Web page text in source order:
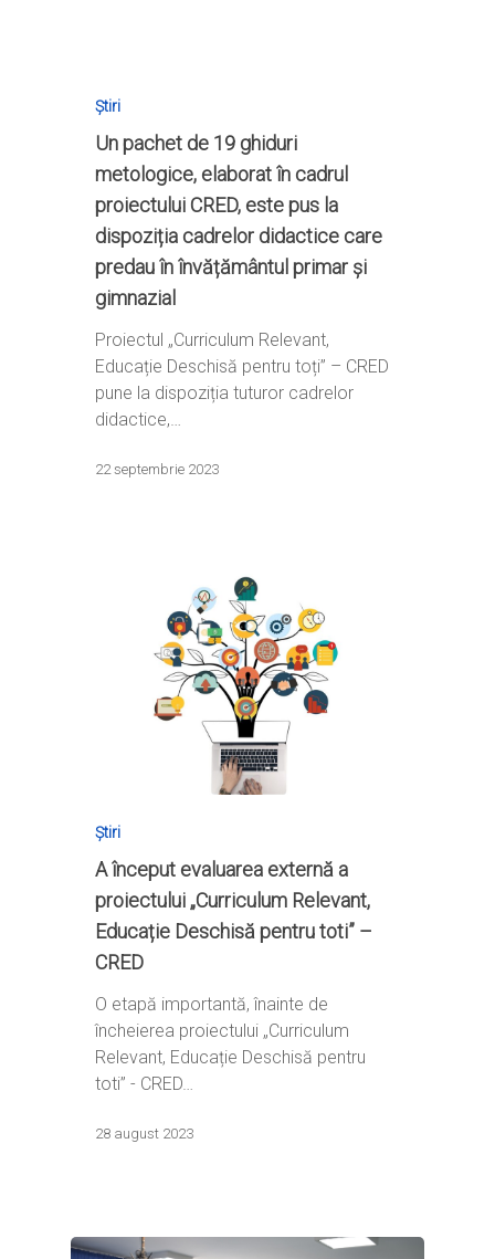
Știri
Un pachet de 19 ghiduri
metologice, elaborat în cadrul
proiectului CRED, este pus la
dispoziția cadrelor didactice care
predau în învățământul primar și
gimnazial
Proiectul „Curriculum Relevant,
Educație Deschisă pentru toți” – CRED
pune la dispoziția tuturor cadrelor
didactice,…
22 septembrie 2023
Știri
A început evaluarea externă a
proiectului „Curriculum Relevant,
Educație Deschisă pentru toti” –
CRED
O etapă importantă, înainte de
încheierea proiectului „Curriculum
Relevant, Educație Deschisă pentru
toti” - CRED…
28 august 2023
Vrei să fii formator?
Ești elev?
Principii orizontale
Linkuri utile
Glosar
Eu sunt CRED
Despre proiectul CRED
Obiectivele CRED
Activitățile CRED
Noutăți
Știri
Arhivă media
Evenimente
Resurse
digital.educred.ro
Login